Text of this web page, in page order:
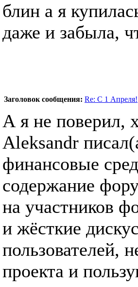
блин а я
даже и забыла,
Заголовок сообщения: Re: C 1 Апреля!
А я не поверил,
Aleksandr
финансовые
содержание
на участников
и жёсткие
пользователей,
проекта и